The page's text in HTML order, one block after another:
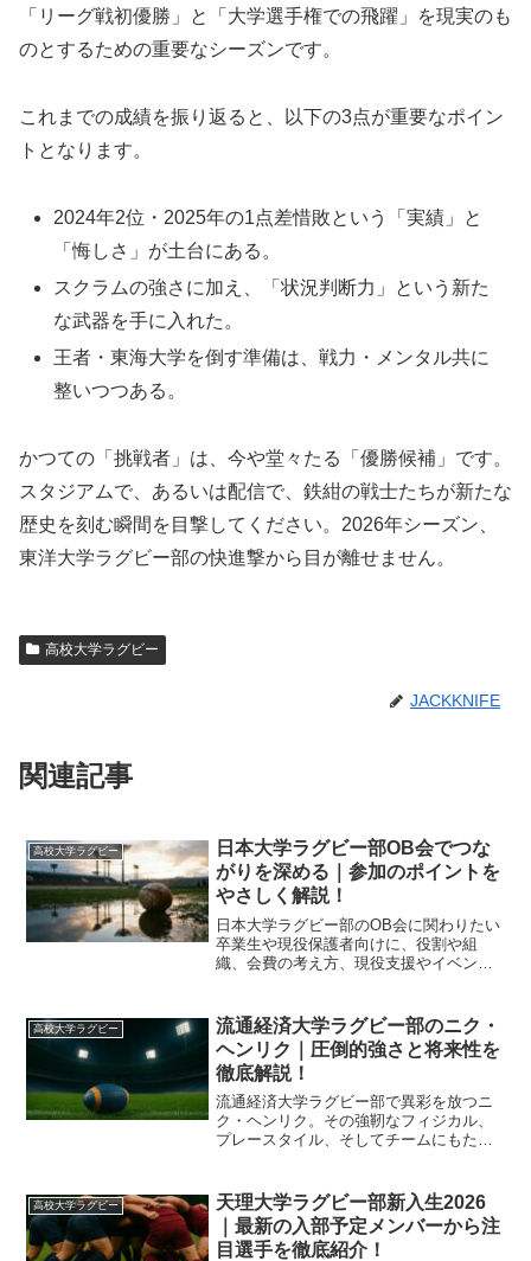
「リーグ戦初優勝」と「大学選手権での飛躍」を現実のも
のとするための重要なシーズンです。
これまでの成績を振り返ると、以下の3点が重要なポイン
トとなります。
2024年2位・2025年の1点差惜敗という「実績」と
「悔しさ」が土台にある。
スクラムの強さに加え、「状況判断力」という新た
な武器を手に入れた。
王者・東海大学を倒す準備は、戦力・メンタル共に
整いつつある。
かつての「挑戦者」は、今や堂々たる「優勝候補」です。
スタジアムで、あるいは配信で、鉄紺の戦士たちが新たな
歴史を刻む瞬間を目撃してください。2026年シーズン、
東洋大学ラグビー部の快進撃から目が離せません。
高校大学ラグビー
JACKKNIFE
関連記事
高校大学ラグビー
日本大学ラグビー部OB会でつな
がりを深める｜参加のポイントを
やさしく解説！
日本大学ラグビー部のOB会に関わりたい
卒業生や現役保護者向けに、役割や組
織、会費の考え方、現役支援やイベント
安心して参加準備が進められる内容で
す。
高校大学ラグビー
流通経済大学ラグビー部のニク・
ヘンリク｜圧倒的強さと将来性を
徹底解説！
流通経済大学ラグビー部で異彩を放つニ
ク・ヘンリク。その強靭なフィジカル、
プレースタイル、そしてチームにもたら
リアの可能性について詳しく解説しま
す。
高校大学ラグビー
天理大学ラグビー部新入生2026
｜最新の入部予定メンバーから注
目選手を徹底紹介！